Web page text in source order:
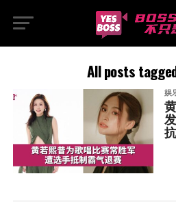
All posts
娱